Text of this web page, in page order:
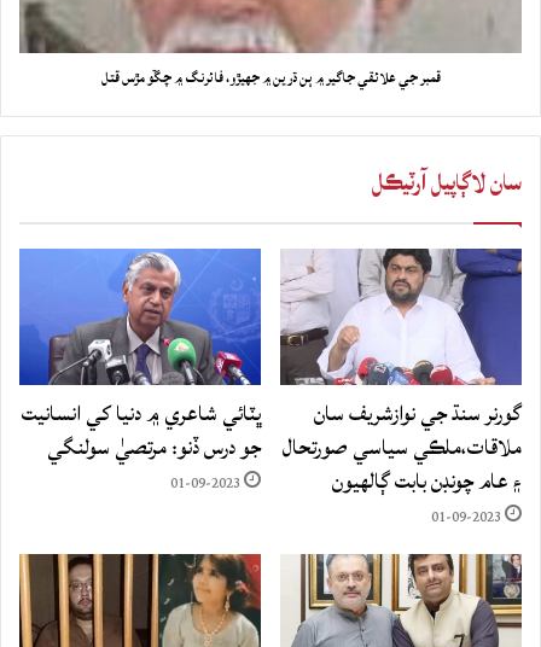
قمبر جي علائقي جاگير ۾ ٻن ڌرين ۾ جهيڙو، فائرنگ ۾ چڱو مڙس قتل
سان لاڳاپيل آرٽيڪل
گورنر سنڌ جي نوازشريف سان
ملاقات،ملڪي سياسي صورتحال
۽ عام چونڊن بابت ڳالهيون
01-09-2023
ڀٽائي شاعري ۾ دنيا کي انسانيت
جو درس ڏنو: مرتصيٰ سولنگي
01-09-2023